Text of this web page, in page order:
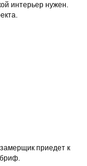
интерьер нужен.
приедет к